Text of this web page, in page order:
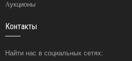
Аукционы
Контакты
Найти нас в социальных сетях: